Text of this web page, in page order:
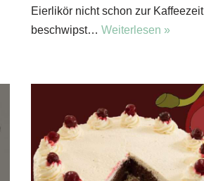
Eierlikör nicht schon zur Kaffeezeit
beschwipst… Weiterlesen »